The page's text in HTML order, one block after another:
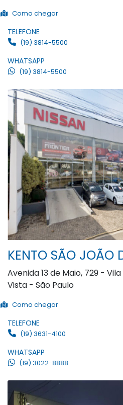
Como chegar
TELEFONE
(19) 3814-5500
WHATSAPP
(19) 3814-5500
KENTO SÃO JOÃO
Avenida 13 de Maio, 729 -
Vista - São Paulo
Como chegar
TELEFONE
(19) 3631-4100
WHATSAPP
(19) 3022-8888